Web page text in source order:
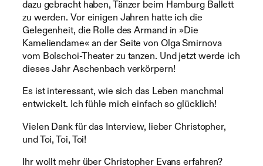
dazu gebracht haben, Tänzer beim Hamburg Ballett
zu werden. Vor einigen Jahren hatte ich die
Gelegenheit, die Rolle des Armand in »Die
Kameliendame« an der Seite von Olga Smirnova
vom Bolschoi-Theater zu tanzen. Und jetzt werde ich
dieses Jahr Aschenbach verkörpern!
Es ist interessant, wie sich das Leben manchmal
entwickelt. Ich fühle mich einfach so glücklich!
Vielen Dank für das Interview, lieber Christopher,
und Toi, Toi, Toi!
Ihr wollt mehr über Christopher Evans erfahren?